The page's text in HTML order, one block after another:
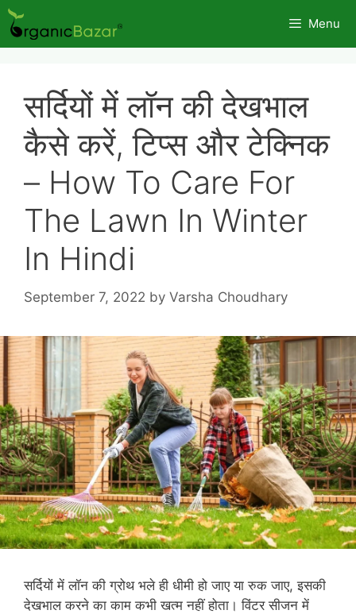
Skip
to
content
Menu
सर्दियों में लॉन की देखभाल
कैसे करें, टिप्स और टेक्निक
– How To Care For
The Lawn In Winter
In Hindi
September 7, 2022 by Varsha Choudhary
सर्दियों में लॉन की ग्रोथ भले ही धीमी हो जाए या रुक जाए, इसकी
देखभाल करने का काम कभी खत्म नहीं होता। विंटर सीजन में